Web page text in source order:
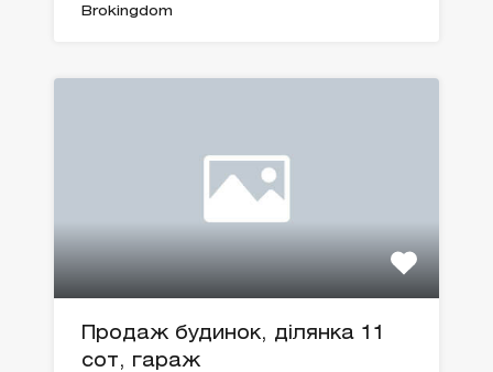
Brokingdom
Продаж будинок, ділянка 11
сот, гараж